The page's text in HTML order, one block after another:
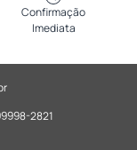
Confirmação
Imediata
2821